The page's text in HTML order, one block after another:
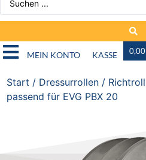
MEIN KONTO KASSE 0,00
Start / Dressurrollen /
passend für EVG PBX 20